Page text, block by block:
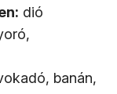
dió
banán,